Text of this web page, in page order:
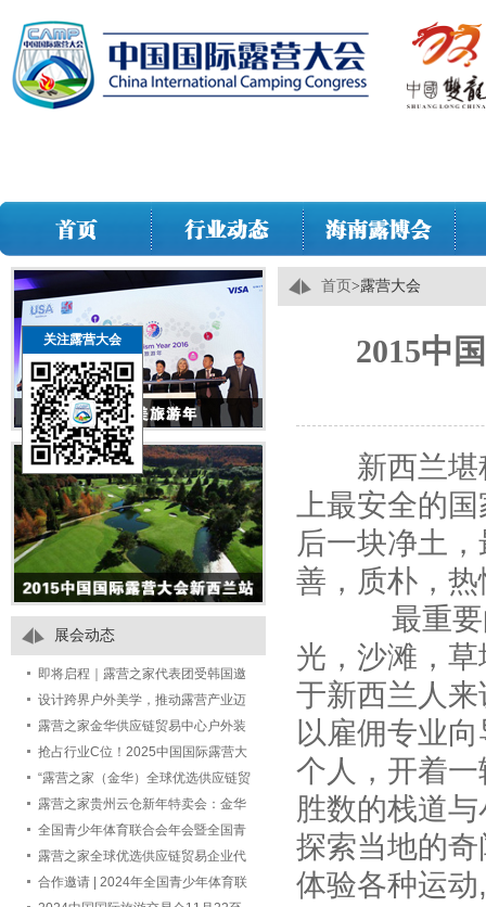
展会动态
即将启程｜露营之家代表团受韩国邀
请出席 Jeonnam Camping Tourism
Fair 2
设计跨界户外美学，推动露营产业迈
向“中国智造”的未来产业
露营之家金华供应链贸易中心户外装
备特卖场，一站式满足你的露营装备
采购需求！
抢占行业C位！2025中国国际露营大
会-户外美好生活装备展全球招商开启
——尊享七大权益，共赢万亿市场
“露营之家（金华）全球优选供应链贸
易中心户外运动露营装备生活馆”定向
招商公告
露营之家贵州云仓新年特卖会：金华
供应链手工编藤与汽车后备箱露营装
备成热宠
全国青少年体育联合会年会暨全国青
少年体育交流大会 期间举办青少年营
地发展研策会的通知
露营之家全球优选供应链贸易企业代
表团受邀如期赴约第七届中国进口博
合作邀请 | 2024年全国青少年体育联
首页 >露营大会
2015中
新西兰堪称
上最安全的
后一块净土
善，质朴，
最重要
光，沙滩，
于新西兰人
以雇佣专业
个人，开着
胜数的栈道
探索当地的
体验各种运
关注露营大会